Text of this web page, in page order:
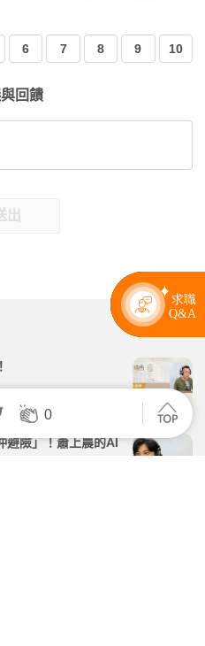
6 7 8 9 10
回饋
出
0
避險」！蕭上農的AI